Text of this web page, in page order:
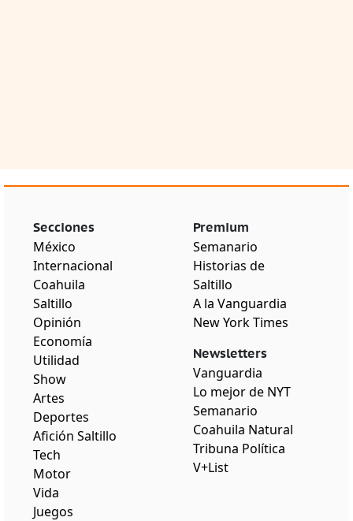
Secciones
México
Internacional
Coahuila
Saltillo
Opinión
Economía
Utilidad
Show
Artes
Deportes
Afición Saltillo
Tech
Motor
Vida
Juegos
Premium
Semanario
Historias de
Saltillo
A la Vanguardia
New York Times
Newsletters
Vanguardia
Lo mejor de NYT
Semanario
Coahuila Natural
Tribuna Política
V+List